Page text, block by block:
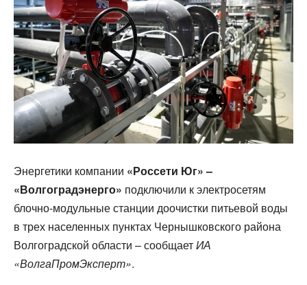
Энергетики компании «Россети Юг» –
«Волгоградэнерго» подключили к электросетям
блочно-модульные станции доочистки питьевой воды
в трех населенных пунктах Чернышковского района
Волгоградской области – сообщаетИА
«ВолгаПромЭксперт».